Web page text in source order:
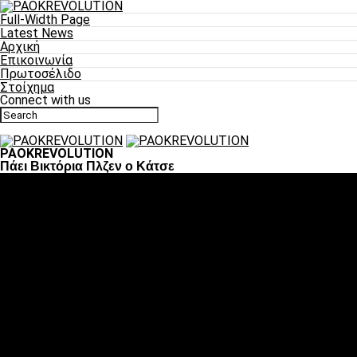
Full-Width Page
Latest News
Αρχική
Επικοινωνία
Πρωτοσέλιδο
Στοίχημα
Connect with us
PAOKREVOLUTION
Πάει Βικτόρια Πλζεν ο Κάτσε